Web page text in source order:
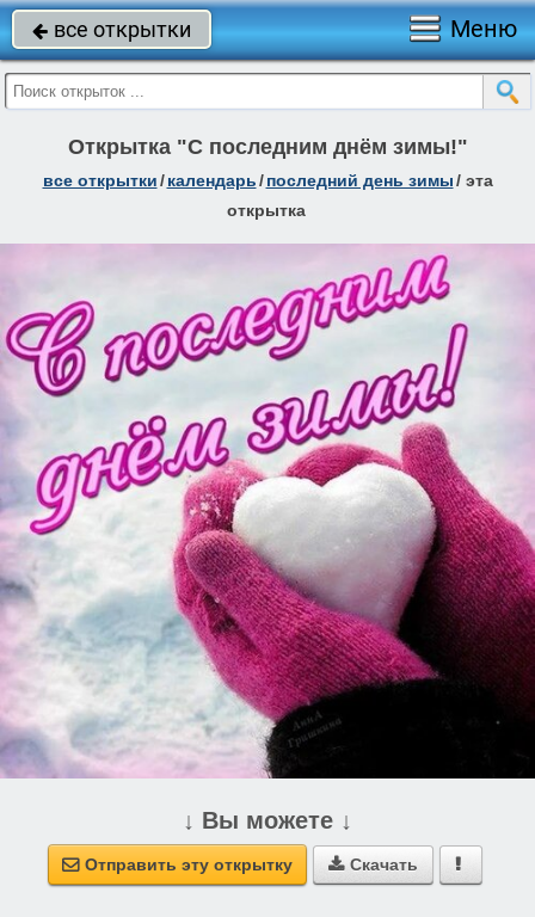
 все открытки Меню
Открытка "С последним днём зимы!"
все открытки/ календарь/ последний день зимы/ эта
открытка
↓ Вы можете ↓
 Отправить эту открытку  Скачать 